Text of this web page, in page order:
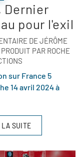
Dernier
pour l'exil
DE JÉRÔME
PAR ROCHE
sur France 5
14 avril 2024 à
LA SUITE